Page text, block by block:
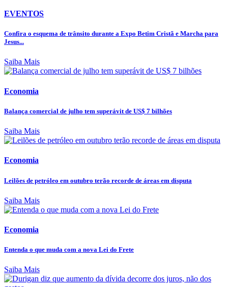
EVENTOS
Confira o esquema de trânsito durante a Expo Betim Cristã e Marcha para
Jesus...
Saiba Mais
Economia
Balança comercial de julho tem superávit de US$ 7 bilhões
Saiba Mais
Economia
Leilões de petróleo em outubro terão recorde de áreas em disputa
Saiba Mais
Economia
Entenda o que muda com a nova Lei do Frete
Saiba Mais